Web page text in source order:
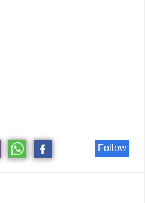
Follow